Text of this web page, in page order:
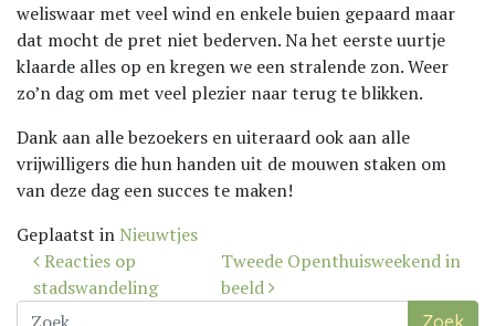
weliswaar met veel wind en enkele buien gepaard maar
dat mocht de pret niet bederven. Na het eerste uurtje
klaarde alles op en kregen we een stralende zon. Weer
zo’n dag om met veel plezier naar terug te blikken.
Dank aan alle bezoekers en uiteraard ook aan alle
vrijwilligers die hun handen uit de mouwen staken om
van deze dag een succes te maken!
Geplaatst in Nieuwtjes
Bericht
navigatie
Reacties op
stadswandeling
Tweede Openthuisweekend in
beeld
Zoek